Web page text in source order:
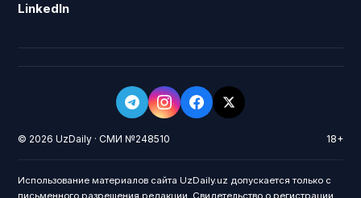
LinkedIn
© 2026 UzDaily · СМИ №248510 18+
Использование материалов сайта UzDaily.uz допускается только с
письменного разрешения редакции. Свидетельство о регистрации